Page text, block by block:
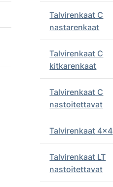
Talvirenkaat C
nastarenkaat
Talvirenkaat C
kitkarenkaat
Talvirenkaat C
nastoitettavat
Talvirenkaat 4x4
Talvirenkaat LT
nastoitettavat